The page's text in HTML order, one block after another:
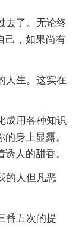
了。无论终
己，如果尚有
生。这实在
用各种知识
身上显露。
人的甜香。
人但凡恶
五次的提